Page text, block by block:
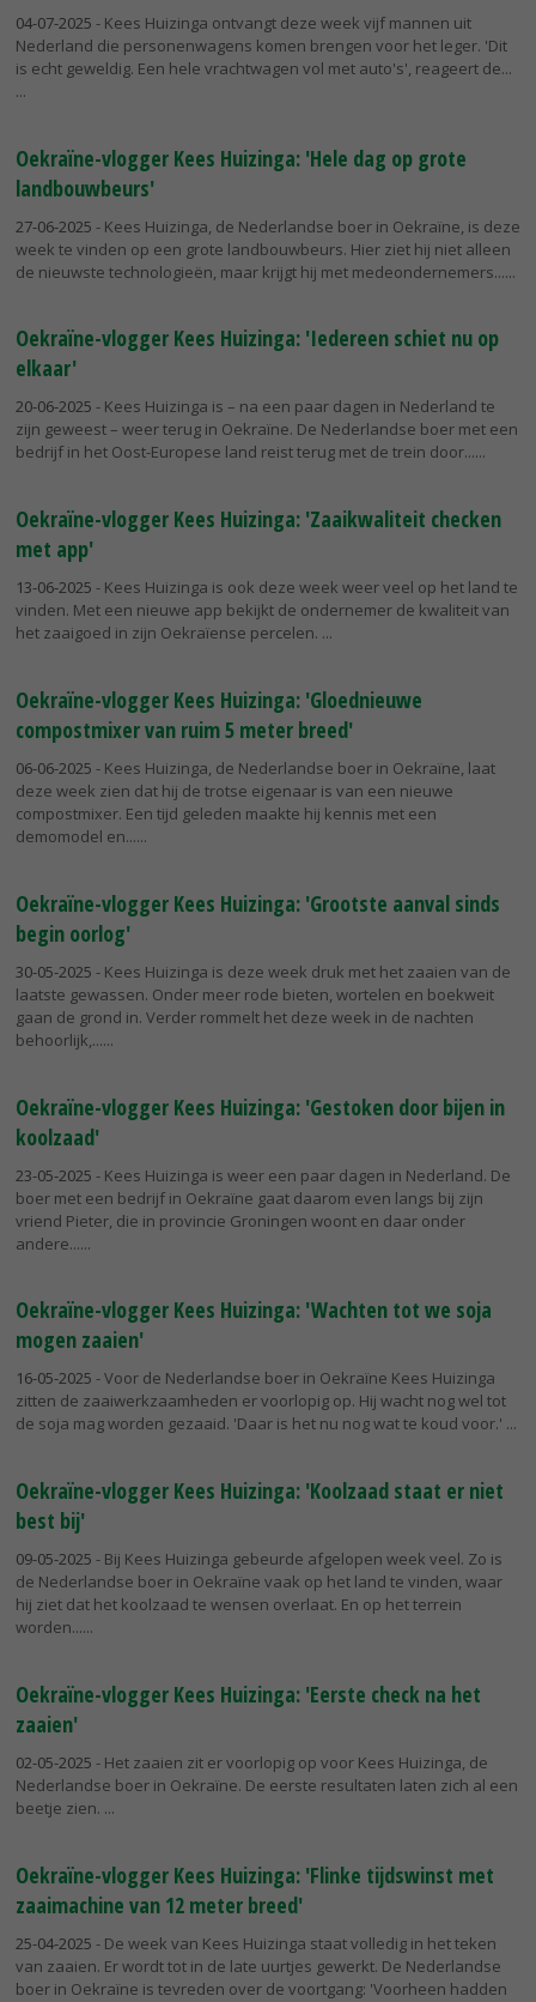
04-07-2025 - Kees Huizinga ontvangt deze week vijf mannen uit
Nederland die personenwagens komen brengen voor het leger. 'Dit
is echt geweldig. Een hele vrachtwagen vol met auto's', reageert de...
Oekraïne-vlogger Kees Huizinga: 'Hele dag op grote
landbouwbeurs'
27-06-2025 - Kees Huizinga, de Nederlandse boer in Oekraïne, is deze
week te vinden op een grote landbouwbeurs. Hier ziet hij niet alleen
de nieuwste technologieën, maar krijgt hij met medeondernemers...
Oekraïne-vlogger Kees Huizinga: 'Iedereen schiet nu op
elkaar'
20-06-2025 - Kees Huizinga is – na een paar dagen in Nederland te
zijn geweest – weer terug in Oekraïne. De Nederlandse boer met een
bedrijf in het Oost-Europese land reist terug met de trein door...
Oekraïne-vlogger Kees Huizinga: 'Zaaikwaliteit checken
met app'
13-06-2025 - Kees Huizinga is ook deze week weer veel op het land te
vinden. Met een nieuwe app bekijkt de ondernemer de kwaliteit van
het zaaigoed in zijn Oekraïense percelen.
Oekraïne-vlogger Kees Huizinga: 'Gloednieuwe
compostmixer van ruim 5 meter breed'
06-06-2025 - Kees Huizinga, de Nederlandse boer in Oekraïne, laat
deze week zien dat hij de trotse eigenaar is van een nieuwe
compostmixer. Een tijd geleden maakte hij kennis met een
demomodel en...
Oekraïne-vlogger Kees Huizinga: 'Grootste aanval sinds
begin oorlog'
30-05-2025 - Kees Huizinga is deze week druk met het zaaien van de
laatste gewassen. Onder meer rode bieten, wortelen en boekweit
gaan de grond in. Verder rommelt het deze week in de nachten
behoorlijk,...
Oekraïne-vlogger Kees Huizinga: 'Gestoken door bijen in
koolzaad'
23-05-2025 - Kees Huizinga is weer een paar dagen in Nederland. De
boer met een bedrijf in Oekraïne gaat daarom even langs bij zijn
vriend Pieter, die in provincie Groningen woont en daar onder
andere...
Oekraïne-vlogger Kees Huizinga: 'Wachten tot we soja
mogen zaaien'
16-05-2025 - Voor de Nederlandse boer in Oekraïne Kees Huizinga
zitten de zaaiwerkzaamheden er voorlopig op. Hij wacht nog wel tot
de soja mag worden gezaaid. 'Daar is het nu nog wat te koud voor.'
Oekraïne-vlogger Kees Huizinga: 'Koolzaad staat er niet
best bij'
09-05-2025 - Bij Kees Huizinga gebeurde afgelopen week veel. Zo is
de Nederlandse boer in Oekraïne vaak op het land te vinden, waar
hij ziet dat het koolzaad te wensen overlaat. En op het terrein
worden...
Oekraïne-vlogger Kees Huizinga: 'Eerste check na het
zaaien'
02-05-2025 - Het zaaien zit er voorlopig op voor Kees Huizinga, de
Nederlandse boer in Oekraïne. De eerste resultaten laten zich al een
beetje zien.
Oekraïne-vlogger Kees Huizinga: 'Flinke tijdswinst met
zaaimachine van 12 meter breed'
25-04-2025 - De week van Kees Huizinga staat volledig in het teken
van zaaien. Er wordt tot in de late uurtjes gewerkt. De Nederlandse
boer in Oekraïne is tevreden over de voortgang: 'Voorheen hadden